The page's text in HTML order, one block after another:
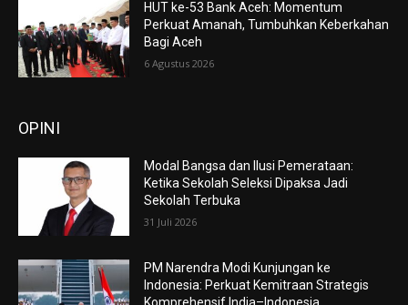
HUT ke-53 Bank Aceh: Momentum
Perkuat Amanah, Tumbuhkan Keberkahan
Bagi Aceh
6 Agustus 2026
OPINI
Modal Bangsa dan Ilusi Pemerataan:
Ketika Sekolah Seleksi Dipaksa Jadi
Sekolah Terbuka
31 Juli 2026
PM Narendra Modi Kunjungan ke
Indonesia: Perkuat Kemitraan Strategis
Komprehensif India–Indonesia